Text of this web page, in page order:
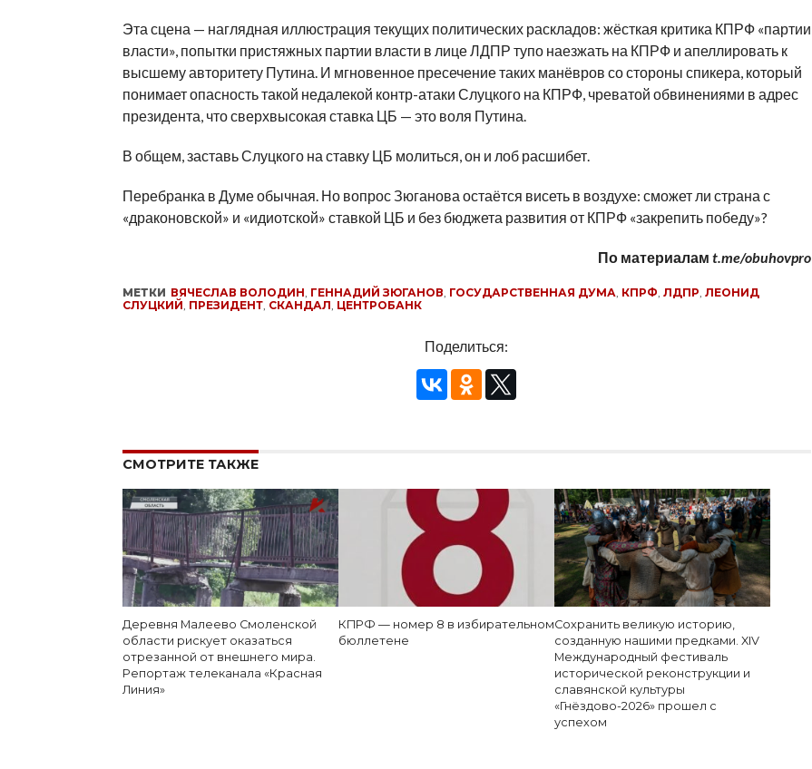
Эта сцена — наглядная иллюстрация текущих политических раскладов: жёсткая критика КПРФ «партии
власти», попытки пристяжных партии власти в лице ЛДПР тупо наезжать на КПРФ и апеллировать к
высшему авторитету Путина. И мгновенное пресечение таких манёвров со стороны спикера, который
понимает опасность такой недалекой контр-атаки Слуцкого на КПРФ, чреватой обвинениями в адрес
президента, что сверхвысокая ставка ЦБ — это воля Путина.
В общем, заставь Слуцкого на ставку ЦБ молиться, он и лоб расшибет.
Перебранка в Думе обычная. Но вопрос Зюганова остаётся висеть в воздухе: сможет ли страна с
«драконовской» и «идиотской» ставкой ЦБ и без бюджета развития от КПРФ «закрепить победу»?
По материаламt.me/obuhovpro
МЕТКИ ВЯЧЕСЛАВ ВОЛОДИН, ГЕННАДИЙ ЗЮГАНОВ, ГОСУДАРСТВЕННАЯ ДУМА, КПРФ, ЛДПР, ЛЕОНИД
СЛУЦКИЙ, ПРЕЗИДЕНТ, СКАНДАЛ, ЦЕНТРОБАНК
Поделиться:
СМОТРИТЕ ТАКЖЕ
Деревня Малеево Смоленской
области рискует оказаться
отрезанной от внешнего мира.
Репортаж телеканала «Красная
Линия»
КПРФ — номер 8 в избирательном
бюллетене
Сохранить великую историю,
созданную нашими предками. XIV
Международный фестиваль
исторической реконструкции и
славянской культуры
«Гнёздово-2026» прошел с
успехом